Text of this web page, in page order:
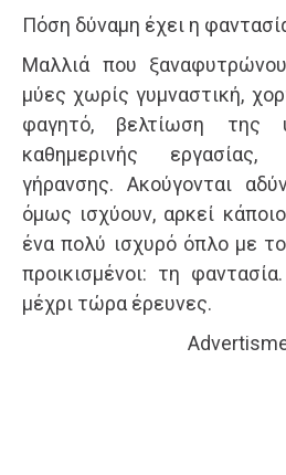
Πόση δύναμη έχει η
Μαλλιά που
μύες χωρίς γυμναστική,
φαγητό, βελτίωση της
καθημερινής
γήρανσης. Ακούγονται
όμως ισχύουν, αρκεί
ένα πολύ ισχυρό όπλο με
προικισμένοι: τη
μέχρι τώρα έρευνες.